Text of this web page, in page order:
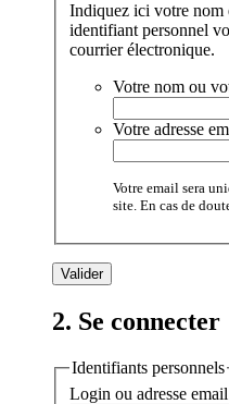
Indiquez ici votre nom
identifiant personnel
courrier électronique.
Votre email sera
site. En cas de
2. Se connecter
Identifiants personnels
Login ou adresse